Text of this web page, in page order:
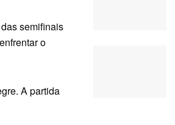
semifinais
o
A partida